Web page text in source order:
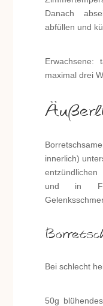
Danach
abfüllen und
Erwachsene:
maximal drei
innerlich)
entzündlichen
und in
Bei schlecht
50g